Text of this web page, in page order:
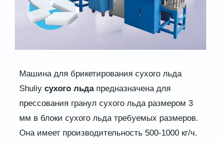
Машина для брикетирования сухого льда
Shuliy сухого льдапредназначена для
прессования гранул сухого льда размером 3
мм в блоки сухого льда требуемых размеров.
Она имеет производительность 500-1000 кг/ч.